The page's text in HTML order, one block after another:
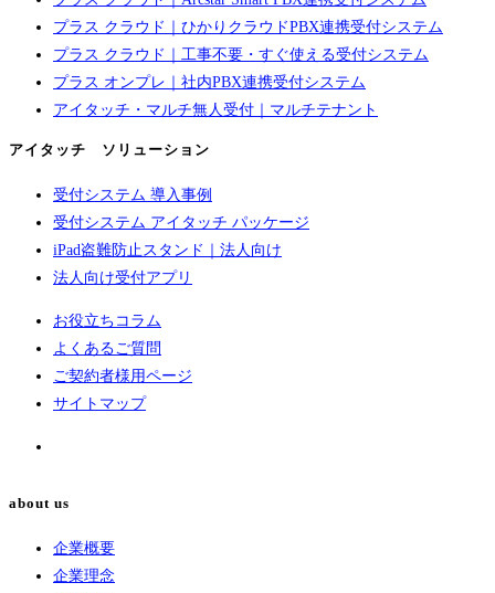
プラス クラウド｜ひかりクラウドPBX連携受付システム
プラス クラウド｜工事不要・すぐ使える受付システム
プラス オンプレ｜社内PBX連携受付システム
アイタッチ・マルチ無人受付｜マルチテナント
アイタッチ ソリューション
受付システム 導入事例
受付システム アイタッチ パッケージ
iPad盗難防止スタンド｜法人向け
法人向け受付アプリ
お役立ちコラム
よくあるご質問
ご契約者様用ページ
サイトマップ
about us
企業概要
企業理念